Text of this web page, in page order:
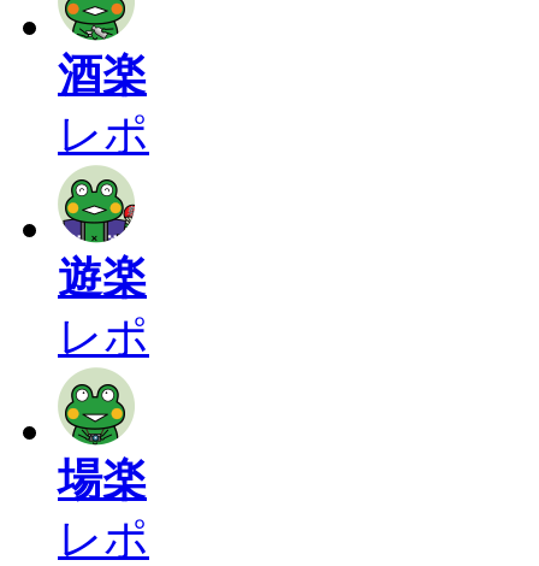
酒楽
レポ
遊楽
レポ
場楽
レポ